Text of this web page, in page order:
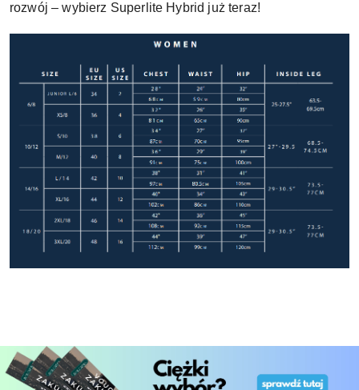
rozwój – wybierz Superlite Hybrid już teraz!